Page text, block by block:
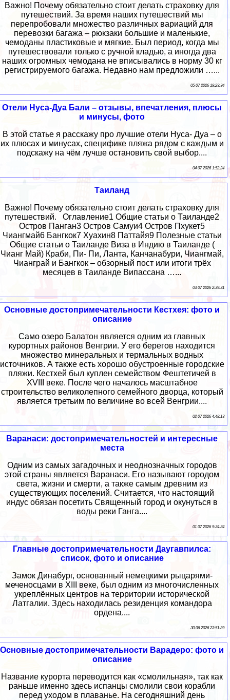
Важно! Почему обязательно стоит делать страховку для
путешествий. За время наших путешествий мы
перепробовали множество различных вариаций для
перевозки багажа – рюкзаки большие и маленькие,
чемоданы пластиковые и мягкие. Был период, когда мы
путешествовали только с ручной кладью, а иногда два
наших огромных чемодана не вписывались в норму 30 кг
регистрируемого багажа. Недавно нам предложили …...
05 07 2026 19:23:34
Отели Нуса-Дуа Бали – отзывы, впечатления, плюсы
и минусы, фото
В этой статье я расскажу про лучшие отели Нуса- Дуа – о
их плюсах и минусах, специфике пляжа рядом с каждым и
подскажу на чём лучше остановить свой выбор....
04 07 2026 1:52:24
Таиланд
Важно! Почему обязательно стоит делать страховку для
путешествий. Оглавление1 Общие статьи о Таиланде2
Остров Панган3 Остров Самуи4 Остров Пхукет5
Чиангмай6 Бангкок7 Хуахин8 Паттайя9 Полезные статьи
Общие статьи о Таиланде Виза в Индию в Таиланде (
Чианг Май) Краби, Пи- Пи, Ланта, Канчанабури, Чиангмай,
Чианграй и Бангкок – обзорный пост или итоги трёх
месяцев в Таиланде Випассана …...
03 07 2026 2:39:31
Основные достопримечательности Кестхея: фото и
описание
Само озеро Балатон является одним из главных
курортных районов Венгрии. У его берегов находится
множество минеральных и термальных водных
источников. А также есть хорошо обустроенные городские
пляжи. Кестхей был куплен семейством Фештетичей в
XVIII веке. После чего началось масштабное
строительство великолепного семейного дворца, который
является третьим по величине во всей Венгрии....
02 07 2026 4:48:13
Варанаси: достопримечательностей и интересные
места
Одним из самых загадочных и неоднозначных городов
этой страны является Варанаси. Его называют городом
света, жизни и смерти, а также самым древним из
существующих поселений. Считается, что настоящий
индус обязан посетить Священный город и окунуться в
воды реки Ганга....
01 07 2026 9:34:34
Главные достопримечательности Даугавпилса:
список, фото и описание
Замок Динабург, основанный немецкими рыцарями-
меченосцами в XIII веке, был одним из многочисленных
укреплённых центров на территории исторической
Латгалии. Здесь находилась резиденция командора
ордена....
30 06 2026 23:51:39
Основные достопримечательности Варадеро: фото и
описание
Название курорта переводится как «смолильная», так как
раньше именно здесь испанцы смолили свои корабли
перед уходом в плаванье. На сегодняшний день